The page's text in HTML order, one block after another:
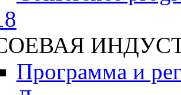
Программа и